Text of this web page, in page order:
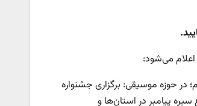
.
اعلام می‌شود:
در حوزه موسیقی: برگزاری جشنواره
پیامبر در استان‌ها و